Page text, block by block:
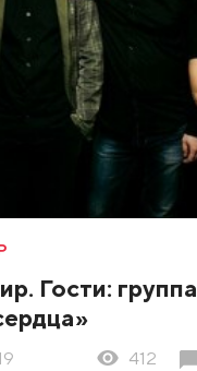
Гости: группа
412